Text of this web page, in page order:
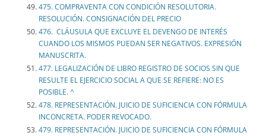
475. COMPRAVENTA CON CONDICIÓN RESOLUTORIA.
RESOLUCIÓN. CONSIGNACIÓN DEL PRECIO
476. CLÁUSULA QUE EXCLUYE EL DEVENGO DE INTERÉS
CUANDO LOS MISMOS PUEDAN SER NEGATIVOS. EXPRESIÓN
MANUSCRITA.
477. LEGALIZACIÓN DE LIBRO REGISTRO DE SOCIOS SIN QUE
RESULTE EL EJERCICIO SOCIAL A QUE SE REFIERE: NO ES
POSIBLE. ^
478. REPRESENTACIÓN. JUICIO DE SUFICIENCIA CON FÓRMULA
INCONCRETA. PODER REVOCADO.
479. REPRESENTACIÓN. JUICIO DE SUFICIENCIA CON FÓRMULA